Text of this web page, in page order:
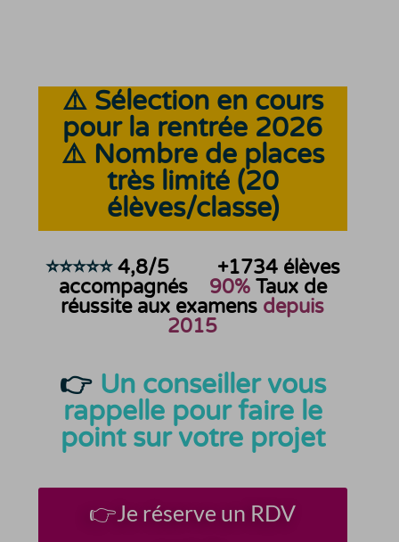
⚠️ Sélection en cours
pour la rentrée 2026
⚠️ Nombre de places
très limité (20
élèves/classe)
⭐⭐⭐⭐⭐ 4,8/5 +1734élèves
accompagnés 90%Taux de
réussite aux examens depuis
2015
👉 Un conseiller vous
rappelle pour faire le
point sur votre projet
👉Je réserve un RDV